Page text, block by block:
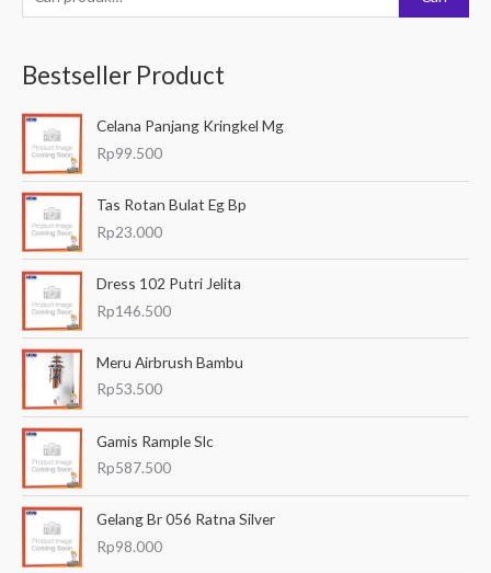
e
c
a
u
n
u
Bestseller Product
Celana Panjang Kringkel Mg
Rp99.500
Tas Rotan Bulat Eg Bp
Rp23.000
Dress 102 Putri Jelita
Rp146.500
Meru Airbrush Bambu
Rp53.500
Gamis Rample Slc
Rp587.500
Gelang Br 056 Ratna Silver
Rp98.000